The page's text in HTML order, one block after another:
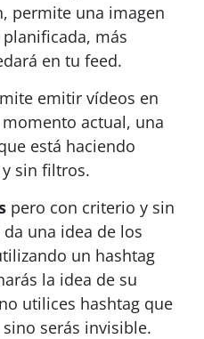
permite una imagen
más
en tu feed.
emitir vídeos en
actual, una
está haciendo
sin filtros.
pero con criterio y sin
una idea de los
un hashtag
la idea de su
utilices hashtag que
serás invisible.